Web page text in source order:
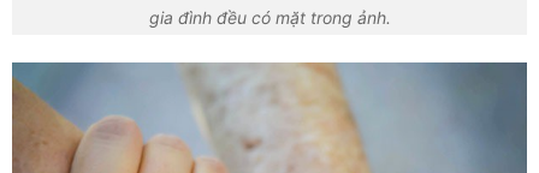
gia đình đều có mặt trong ảnh.